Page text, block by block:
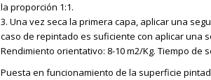
la proporción 1:1.
3. Una vez seca la primera capa, aplicar una
caso de repintado es suficiente con aplicar una
Rendimiento orientativo: 8-10 m2/Kg. Tiempo de
Puesta en funcionamiento de la superficie